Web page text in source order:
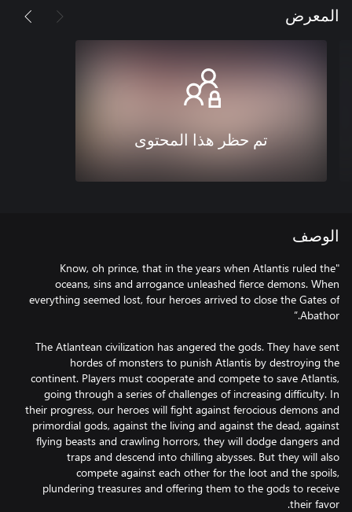
المعرض
تم حظر هذا المحتوى
الوصف
"Know, oh prince, that in the years when Atlantis ruled the
oceans, sins and arrogance unleashed fierce demons. When
everything seemed lost, four heroes arrived to close the Gates of
The Atlantean civilization has angered the gods. They have sent
hordes of monsters to punish Atlantis by destroying the
continent. Players must cooperate and compete to save Atlantis,
going through a series of challenges of increasing difficulty. In
their progress, our heroes will fight against ferocious demons and
primordial gods, against the living and against the dead, against
flying beasts and crawling horrors, they will dodge dangers and
traps and descend into chilling abysses. But they will also
compete against each other for the loot and the spoils,
plundering treasures and offering them to the gods to receive
their favor.